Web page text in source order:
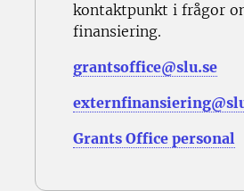
kontaktpunkt i frågor
finansiering.
grantsoffice@slu.se
Grants Office personal